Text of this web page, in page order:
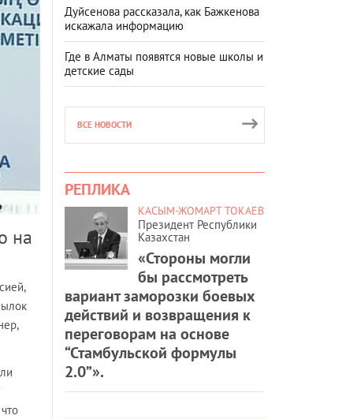
на
Дуйсенова рассказала, как Бажкенова
искажала информацию
Где в Алматы появятся новые школы и
детские сады
ВСЕ НОВОСТИ
РЕПЛИКА
КАСЫМ-ЖОМАРТ ТОКАЕВ
Президент Республики
Казахстан
«Стороны могли
бы рассмотреть
вариант заморозки боевых
действий и возвращения к
переговорам на основе
“Стамбульской формулы
2.0”».